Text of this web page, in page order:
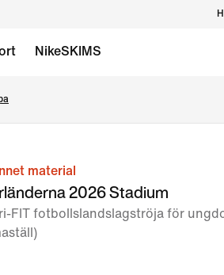
NikeSKIMS
material
2026 Stadium
FIT fotbollslandslagströja för